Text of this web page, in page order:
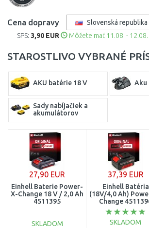
Cena dopravy
Slovenská republika
SPS: 3,90 EUR Môžete mať 11.08. -
STAROSTLIVO VYBRANÉ
AKU batérie 18 V Aku
Sady nabíjačiek a
akumulátorov
27,90 EUR
Einhell Baterie Power-
X-Change 18 V / 2,0 Ah
4511395
SKLADOM
37,39 EUR
Einhell Batéria
(18V/4,0 Ah)
Change
SKLADOM